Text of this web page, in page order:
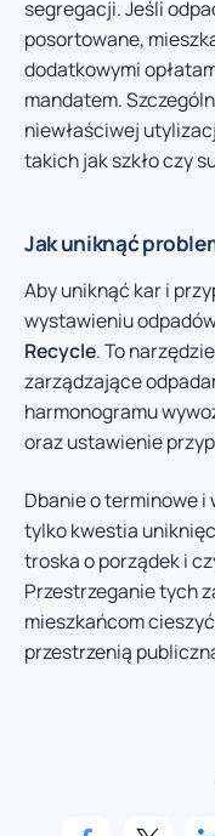
segregacji. Jeśli
posortowane,
dodatkowymi
mandatem.
niewłaściwej
takich jak szkło czy
Jak uniknąć
Aby uniknąć kar i
wystawieniu
Recycle. To
zarządzające
harmonogramu
oraz ustawienie
Dbanie o terminowe
tylko kwestia
troska o porządek i
Przestrzeganie tych
mieszkańcom
przestrzenią